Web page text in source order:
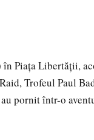
Piaţa Libertăţii,
Trofeul Paul
pornit într-o